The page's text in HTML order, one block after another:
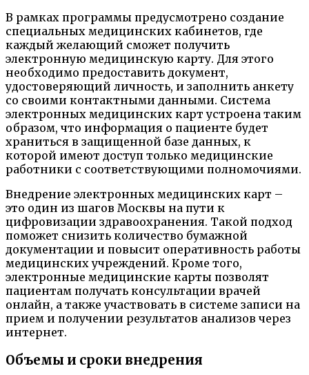
В рамках программы предусмотрено создание
специальных медицинских кабинетов, где
каждый желающий сможет получить
электронную медицинскую карту. Для этого
необходимо предоставить документ,
удостоверяющий личность, и заполнить анкету
со своими контактными данными. Система
электронных медицинских карт устроена таким
образом, что информация о пациенте будет
храниться в защищенной базе данных, к
которой имеют доступ только медицинские
работники с соответствующими полномочиями.
Внедрение электронных медицинских карт –
это один из шагов Москвы на пути к
цифровизации здравоохранения. Такой подход
поможет снизить количество бумажной
документации и повысит оперативность работы
медицинских учреждений. Кроме того,
электронные медицинские карты позволят
пациентам получать консультации врачей
онлайн, а также участвовать в системе записи на
прием и получении результатов анализов через
интернет.
Объемы и сроки внедрения